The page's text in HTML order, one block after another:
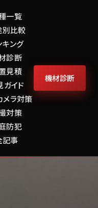
一覧
別比較
キング
診断
見積
ガイド
メラ対策
対策
防犯
記事
機材診断